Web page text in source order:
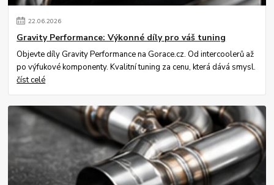
22.06.2026
Gravity Performance: Výkonné díly pro váš tuning
Objevte díly Gravity Performance na Gorace.cz. Od intercoolerů až
po výfukové komponenty. Kvalitní tuning za cenu, která dává smysl.
číst celé